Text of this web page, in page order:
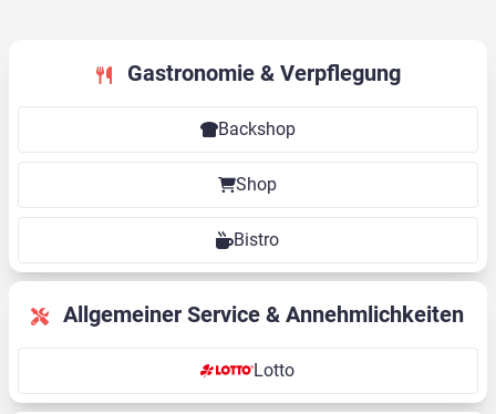
Gastronomie & Verpflegung
Backshop
Shop
Bistro
Allgemeiner Service & Annehmlichkeiten
Lotto